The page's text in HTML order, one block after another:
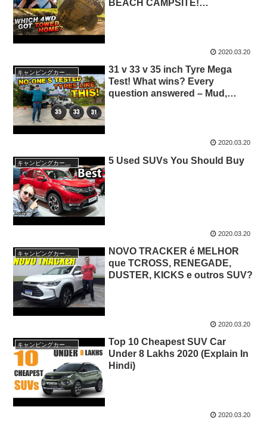
BEACH CAMPSITE!
2020.03.20
31 v 33 v 35 inch Tyre Mega
Test! What wins? Every
question answered – Mud,
2020.03.20
5 Used SUVs You Should Buy
2020.03.20
キャンピングカー・SUV人気車種
NOVO TRACKER é MELHOR
que TCROSS, RENEGADE,
DUSTER, KICKS e outros SUV?
2020.03.20
Top 10 Cheapest SUV Car
Under 8 Lakhs 2020 (Explain In
Hindi)
2020.03.20